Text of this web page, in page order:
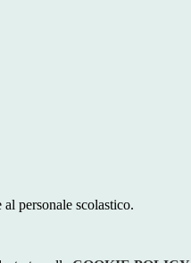
personale scolastico.